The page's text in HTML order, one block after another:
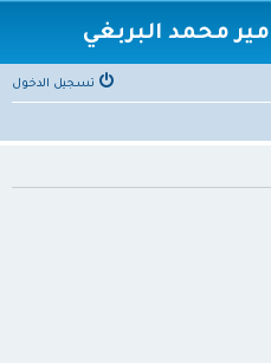
محمد البربغي
تسجيل الدخول